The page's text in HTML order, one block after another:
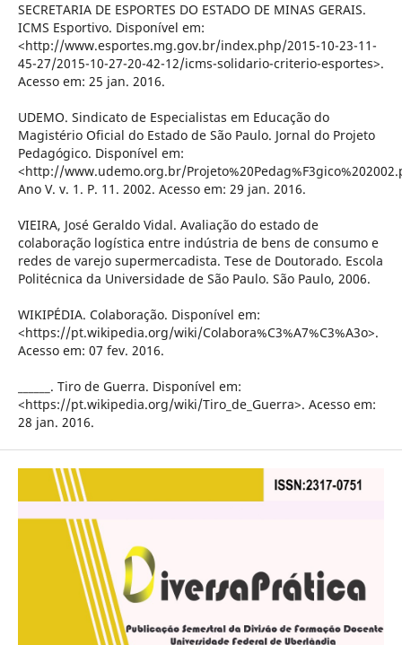
SECRETARIA DE ESPORTES DO ESTADO DE MINAS GERAIS.
ICMS Esportivo. Disponível em:
<http://www.esportes.mg.gov.br/index.php/2015-10-23-11-
45-27/2015-10-27-20-42-12/icms-solidario-criterio-esportes>.
Acesso em: 25 jan. 2016.
UDEMO. Sindicato de Especialistas em Educação do
Magistério Oficial do Estado de São Paulo. Jornal do Projeto
Pedagógico. Disponível em:
<http://www.udemo.org.br/
Ano V. v. 1. P. 11. 2002. Acesso em: 29 jan. 2016.
VIEIRA, José Geraldo Vidal. Avaliação do estado de
colaboração logística entre indústria de bens de consumo e
redes de varejo supermercadista. Tese de Doutorado. Escola
Politécnica da Universidade de São Paulo. São Paulo, 2006.
WIKIPÉDIA. Colaboração. Disponível em:
<https://pt.wikipedia.org/wiki/Colabora%C3%A7%C3%A3o>.
Acesso em: 07 fev. 2016.
______. Tiro de Guerra. Disponível em:
<https://pt.wikipedia.org/wiki/Tiro_de_Guerra>. Acesso em:
28 jan. 2016.